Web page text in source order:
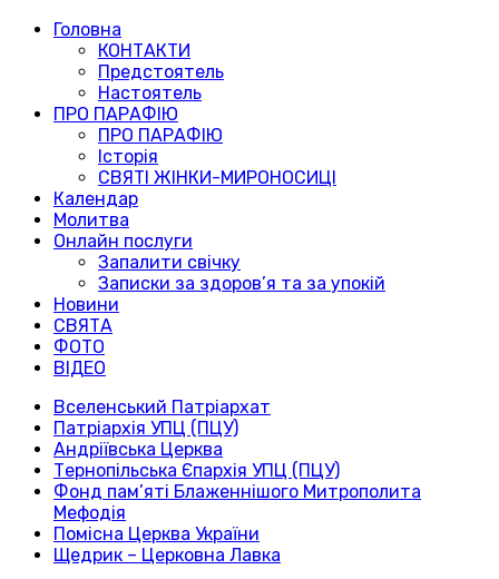
Головна
КОНТАКТИ
Предстоятель
Настоятель
ПРО ПАРАФІЮ
ПРО ПАРАФІЮ
Історія
СВЯТІ ЖІНКИ-МИРОНОСИЦІ
Календар
Молитва
Онлайн послуги
Запалити свічку
Записки за здоров’я та за упокій
Новини
СВЯТА
ФОТО
ВІДЕО
Вселенський Патріархат
Патріархія УПЦ (ПЦУ)
Андріївська Церква
Тернопільська Єпархія УПЦ (ПЦУ)
Фонд пам’яті Блаженнішого Митрополита
Мефодія
Помісна Церква України
Щедрик – Церковна Лавка